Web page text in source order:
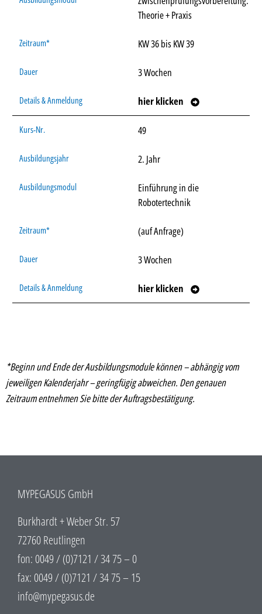
Theorie + Praxis
KW 36 bis KW 39
3 Wochen
hier klicken
49
2. Jahr
Einführung in die
Robotertechnik
(auf Anfrage)
3 Wochen
hier klicken
*Beginn und Ende der Ausbildungsmodule können – abhängig vom
jeweiligen Kalenderjahr – geringfügig abweichen. Den genauen
Zeitraum entnehmen Sie bitte der Auftragsbestätigung.
MYPEGASUS GmbH
Burkhardt + Weber Str. 57
72760 Reutlingen
fon: 0049 / (0)7121 / 34 75 – 0
fax: 0049 / (0)7121 / 34 75 – 15
info@mypegasus.de